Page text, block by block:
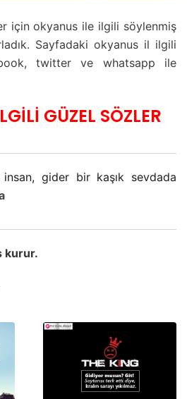
için okyanus ile ilgili söylenmiş
Sayfadaki okyanus il ilgili
twitter ve whatsapp ile
GÜZEL SÖZLER
gider bir kaşık sevdada
kurur.